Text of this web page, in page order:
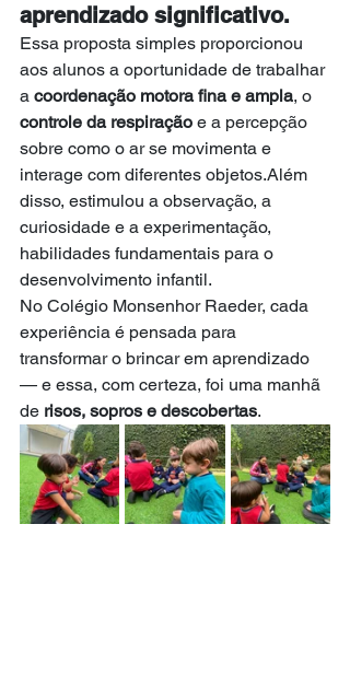
aprendizado significativo.
Essa proposta simples proporcionou
aos alunos a oportunidade de trabalhar
a coordenação motora fina e ampla, o
controle da respiração e a percepção
sobre como o ar se movimenta e
interage com diferentes objetos.Além
disso, estimulou a observação, a
curiosidade e a experimentação,
habilidades fundamentais para o
desenvolvimento infantil.
No Colégio Monsenhor Raeder, cada
experiência é pensada para
transformar o brincar em aprendizado
— e essa, com certeza, foi uma manhã
de risos, sopros e descobertas.